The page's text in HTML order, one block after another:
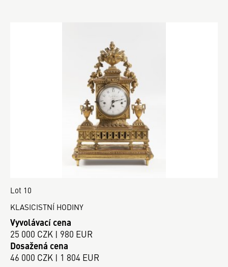
Lot 10
KLASICISTNÍ HODINY
Vyvolávací cena
25 000 CZK | 980 EUR
Dosažená cena
46 000 CZK | 1 804 EUR